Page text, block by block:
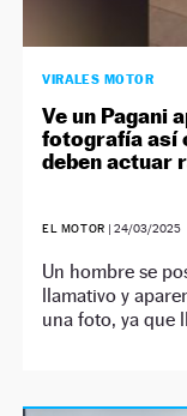
VIRALES MOTOR
Ve un Pagani
fotografía así
deben actuar
EL MOTOR |24/03/2025
Un hombre se
llamativo y
una foto, ya que